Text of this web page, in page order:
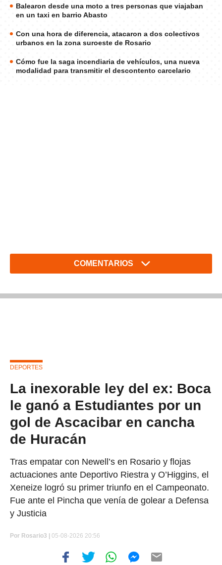
Balearon desde una moto a tres personas que viajaban
en un taxi en barrio Abasto
Con una hora de diferencia, atacaron a dos colectivos
urbanos en la zona suroeste de Rosario
Cómo fue la saga incendiaria de vehículos, una nueva
modalidad para transmitir el descontento carcelario
COMENTARIOS